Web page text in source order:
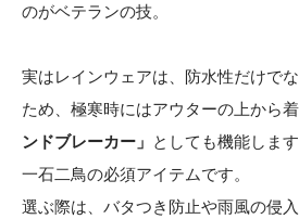
のがベテランの技。
実はレインウェアは、防水性だけでな
ため、極寒時にはアウターの上から
ンドブレーカー」 としても機能します
一石二鳥の必須アイテムです。
選ぶ際は、バタつき防止や雨風の侵